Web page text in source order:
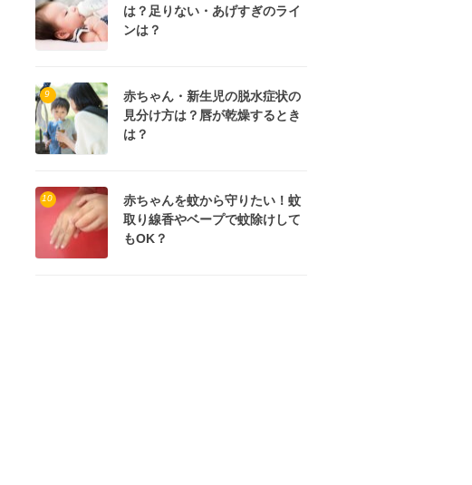
は？足りない・あげすぎのライ
ンは？
9
赤ちゃん・新生児の脱水症状の
見分け方は？唇が乾燥するとき
は？
10
赤ちゃんを蚊から守りたい！蚊
取り線香やベープで蚊除けして
もOK？